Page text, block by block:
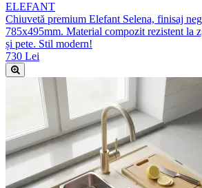
ELEFANT
Chiuvetă premium Elefant Selena, finisaj
785x495mm. Material compozit rezistent la
și pete. Stil modern!
730 Lei